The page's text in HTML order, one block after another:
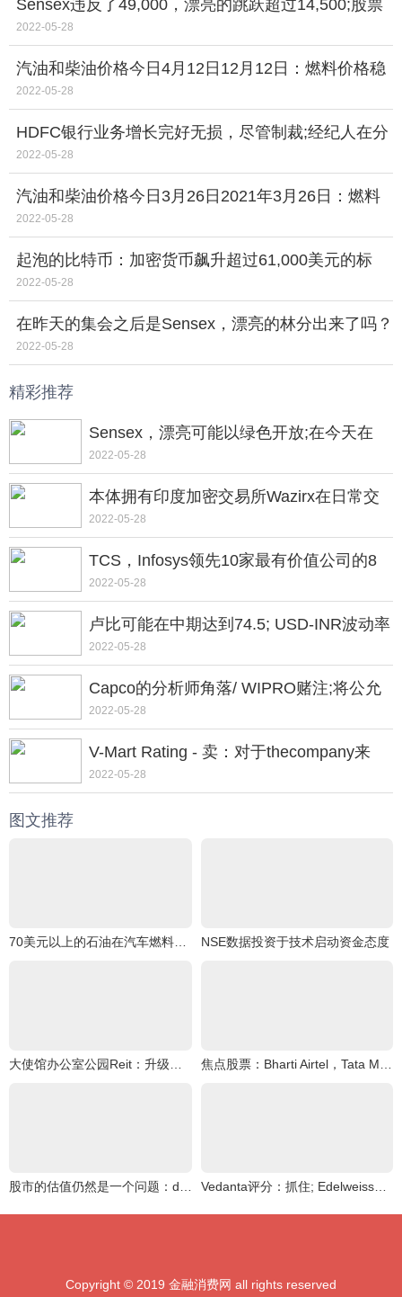
Sensex违反了49,000，漂亮的跳跃超过14,500;股票
市场驶向高毛头吗？
2022-05-28
汽油和柴油价格今日4月12日12月12日：燃料价格稳
定;在孟买，德里，别的地区查看房价
2022-05-28
HDFC银行业务增长完好无损，尽管制裁;经纪人在分
享中看到27％上行
2022-05-28
汽油和柴油价格今日3月26日2021年3月26日：燃料
价格保持不变;最高的inmumbai
2022-05-28
起泡的比特币：加密货币飙升超过61,000美元的标
记，历史新高，如最新的公牛卷发
2022-05-28
在昨天的集会之后是Sensex，漂亮的林分出来了吗？
在开铃面前有5件事
2022-05-28
精彩推荐
Sensex，漂亮可能以绿色开放;在今天在
Dalalstreet上开放的钟声之前了解的五件事
2022-05-28
本体拥有印度加密交易所Wazirx在日常交
易量跨越200万美元;眼睛$ 1b IN2021
2022-05-28
TCS，Infosys领先10家最有价值公司的8
号累积累积超过Rs 1.2 Lakh Cr Inm-Cap
2022-05-28
卢比可能在中期达到74.5; USD-INR波动率
跳跃，美元指数重复2018年性能
2022-05-28
Capco的分析师角落/ WIPRO赌注;将公允
价值降低至RS450
2022-05-28
V-Mart Rating - 卖：对于thecompany来
说，前景很明亮
2022-05-28
图文推荐
NSE数据投资于技术启动资金态度
Copyright © 2019 金融消费网 all rights reserved